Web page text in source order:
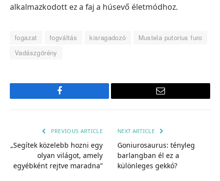
alkalmazkodott ez a faj a húsevő életmódhoz.
fogazat fogváltás kisragadozó
Mustela putorius furo
Vadászgörény
Facebook Email
PREVIOUS ARTICLE
„Segítek közelebb hozni egy
olyan világot, amely
egyébként rejtve maradna”
NEXT ARTICLE
Goniurosaurus: tényleg
barlangban él ez a
különleges gekkó?